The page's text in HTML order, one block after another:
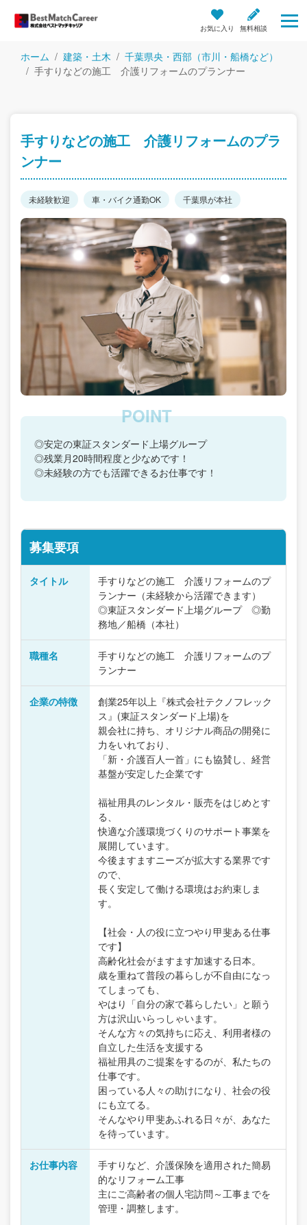
お気に入り 無料相談
ホーム 建築・土木
千葉県央・西部（市川・船橋など）
手すりなどの施工 介護リフォームのプランナー
手すりなどの施工 介護リフォームのプラ
ンナー
未経験歓迎 車・バイク通勤OK 千葉県が本社
◎安定の東証スタンダード上場グループ
◎残業月20時間程度と少なめです！
◎未経験の方でも活躍できるお仕事です！
募集要項
タイトル
手すりなどの施工 介護リフォームのプ
ランナー（未経験から活躍できます）
◎東証スタンダード上場グループ ◎勤
務地／船橋（本社）
職種名
手すりなどの施工 介護リフォームのプ
ランナー
企業の特徴
創業25年以上『株式会社テクノフレック
ス』(東証スタンダード上場)を
親会社に持ち、オリジナル商品の開発に
力をいれており、
「新・介護百人一首」にも協賛し、経営
基盤が安定した企業です
福祉用具のレンタル・販売をはじめとす
る、
快適な介護環境づくりのサポート事業を
展開しています。
今後ますますニーズが拡大する業界です
ので、
長く安定して働ける環境はお約束しま
す。
【社会・人の役に立つやり甲斐ある仕事
です】
高齢化社会がますます加速する日本。
歳を重ねて普段の暮らしが不自由になっ
てしまっても、
やはり「自分の家で暮らしたい」と願う
方は沢山いらっしゃいます。
そんな方々の気持ちに応え、利用者様の
自立した生活を支援する
福祉用具のご提案をするのが、私たちの
仕事です。
困っている人々の助けになり、社会の役
にも立てる。
そんなやり甲斐あふれる日々が、あなた
を待っています。
お仕事内容
手すりなど、介護保険を適用された簡易
的なリフォーム工事
主にご高齢者の個人宅訪問～工事までを
管理・調整します。